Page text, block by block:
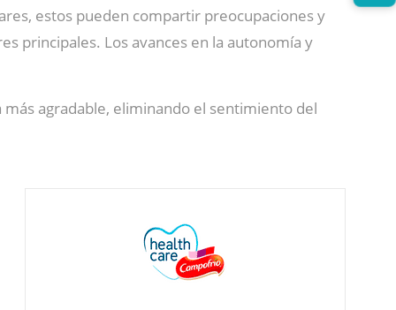
estos pueden compartir preocupaciones y
principales. Los avances en la autonomía y
agradable, eliminando el sentimiento del